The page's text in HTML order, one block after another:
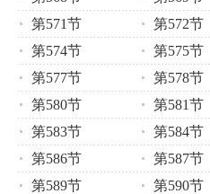
第571节
第572节
第574节
第575节
第577节
第578节
第580节
第581节
第583节
第584节
第586节
第587节
第589节
第590节